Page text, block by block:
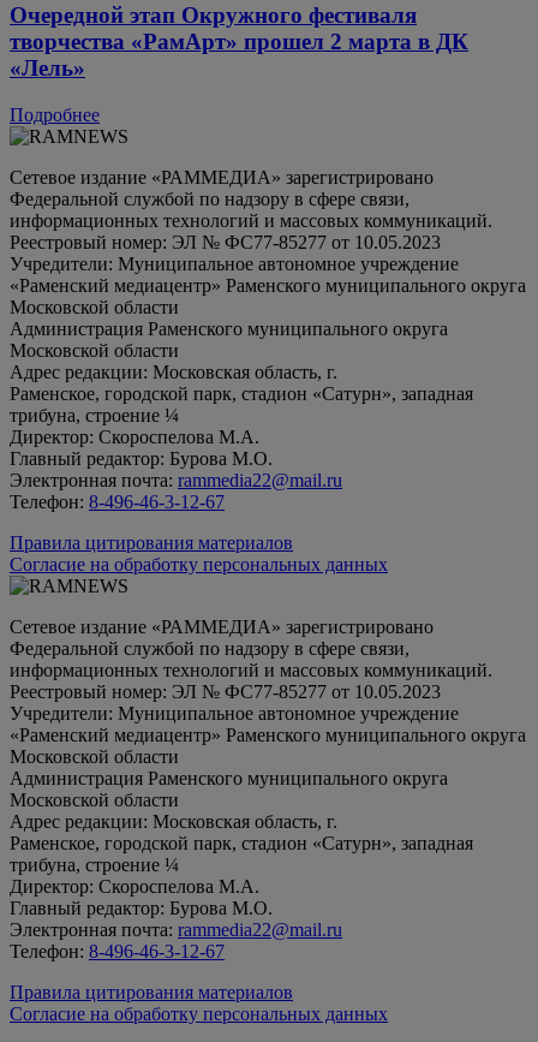
Очередной этап Окружного фестиваля
творчества «РамАрт» прошел 2 марта в ДК
«Лель»
Подробнее
Сетевое издание «РАММЕДИА» зарегистрировано
Федеральной службой по надзору в сфере связи,
информационных технологий и массовых коммуникаций.
Реестровый номер: ЭЛ № ФС77-85277 от 10.05.2023
Учредители: Муниципальное автономное учреждение
«Раменский медиацентр» Раменского муниципального округа
Московской области
Администрация Раменского муниципального округа
Московской области
Адрес редакции: Московская область, г.
Раменское, городской парк, стадион «Сатурн», западная
трибуна, строение ¼
Директор: Скороспелова М.А.
Главный редактор: Бурова М.О.
Электронная почта: rammedia22@mail.ru
Телефон: 8-496-46-3-12-67
Правила цитирования материалов
Согласие на обработку персональных данных
Сетевое издание «РАММЕДИА» зарегистрировано
Федеральной службой по надзору в сфере связи,
информационных технологий и массовых коммуникаций.
Реестровый номер: ЭЛ № ФС77-85277 от 10.05.2023
Учредители: Муниципальное автономное учреждение
«Раменский медиацентр» Раменского муниципального округа
Московской области
Администрация Раменского муниципального округа
Московской области
Адрес редакции: Московская область, г.
Раменское, городской парк, стадион «Сатурн», западная
трибуна, строение ¼
Директор: Скороспелова М.А.
Главный редактор: Бурова М.О.
Электронная почта: rammedia22@mail.ru
Телефон: 8-496-46-3-12-67
Правила цитирования материалов
Согласие на обработку персональных данных